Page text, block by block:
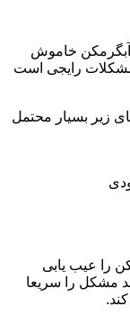
آبگرمکن خاموش
رایجی است
زیر بسیار محتمل
را عیب یابی
مشکل را سریعا